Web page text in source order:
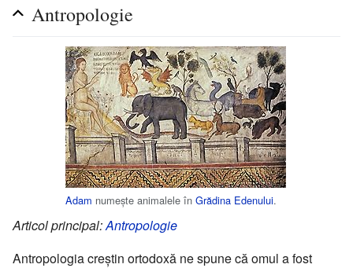
Antropologie
Adam numește animalele în Grădina Edenului.
Articol principal:Antropologie
Antropologia creștin ortodoxă ne spune că omul a fost